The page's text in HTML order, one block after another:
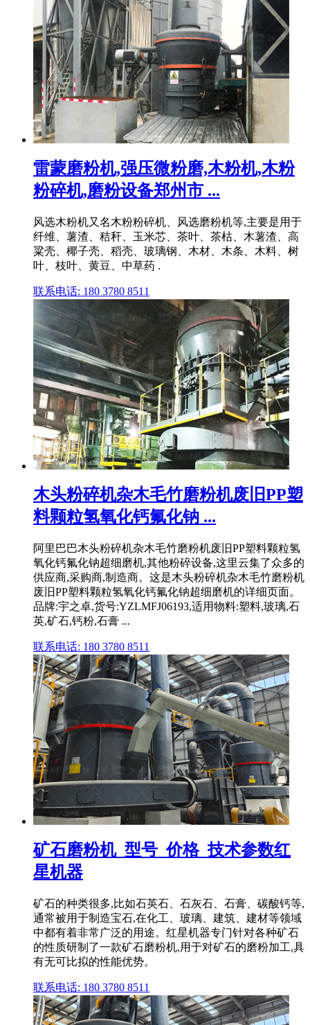
雷蒙磨粉机,强压微粉磨,木粉机,木粉
粉碎机,磨粉设备郑州市 ...
风选木粉机又名木粉粉碎机、风选磨粉机等,主要是用于
纤维、薯渣、秸秆、玉米芯、茶叶、茶枯、木薯渣、高
粱壳、椰子壳、稻壳、玻璃钢、木材、木条、木料、树
叶、枝叶、黄豆、中草药 .
联系电话: 180 3780 8511
木头粉碎机杂木毛竹磨粉机废旧PP塑
料颗粒氢氧化钙氟化钠 ...
阿里巴巴木头粉碎机杂木毛竹磨粉机废旧PP塑料颗粒氢
氧化钙氟化钠超细磨机,其他粉碎设备,这里云集了众多的
供应商,采购商,制造商。这是木头粉碎机杂木毛竹磨粉机
废旧PP塑料颗粒氢氧化钙氟化钠超细磨机的详细页面。
品牌:宇之卓,货号:YZLMFJ06193,适用物料:塑料,玻璃,石
英,矿石,钙粉,石膏 ...
联系电话: 180 3780 8511
矿石磨粉机_型号_价格_技术参数红
星机器
矿石的种类很多,比如石英石、石灰石、石膏、碳酸钙等,
通常被用于制造宝石,在化工、玻璃、建筑、建材等领域
中都有着非常广泛的用途。红星机器专门针对各种矿石
的性质研制了一款矿石磨粉机,用于对矿石的磨粉加工,具
有无可比拟的性能优势。
联系电话: 180 3780 8511